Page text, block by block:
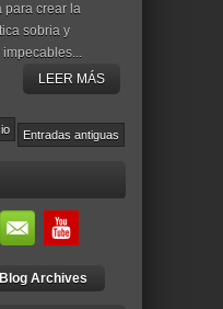
para crear la
sobria y
impecables...
LEER MÁS
Entradas antiguas
Blog Archives